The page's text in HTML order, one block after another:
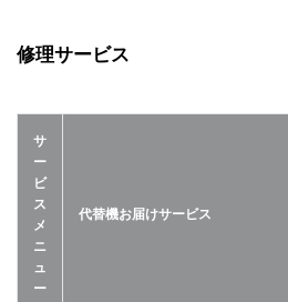
修理サービス
サ
ー
ビ
ス
メ
ニ
ュ
ー
代替機お届けサービス